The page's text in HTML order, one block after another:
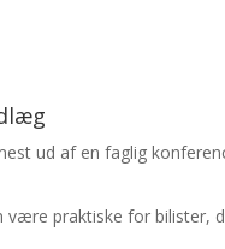
ud af en faglig
være praktiske for bilister,